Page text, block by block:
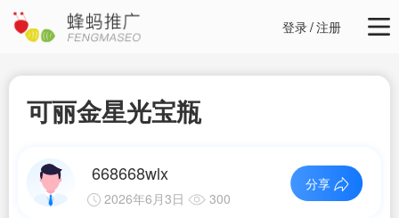
登录/注册
可丽金星光宝瓶
668668wlx
2026年6月3日 300
分享